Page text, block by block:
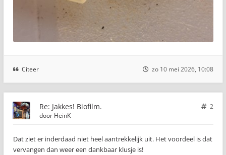
Citeer zo 10 mei 2026, 10:08
Re: Jakkes! Biofilm.
2
door HeinK
Dat ziet er inderdaad niet heel aantrekkelijk uit. Het voordeel is dat
vervangen dan weer een dankbaar klusje is!